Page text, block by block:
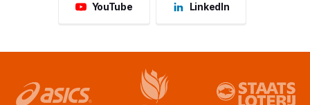
YouTube LinkedIn